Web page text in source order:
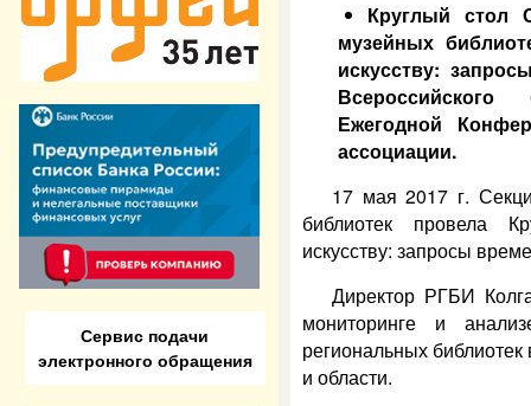
Сервис подачи
электронного обращения
Круглый стол
музейных
искусству:
Ежегодной
ассоциации.
17 мая 2017 г.
библиотек провела
искусству: запросы
Директор РГБИ
мониторинге и
региональных библиотек
и области.